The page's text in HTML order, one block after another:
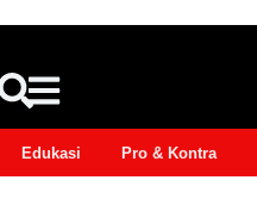
Edukasi Pro & Kontra